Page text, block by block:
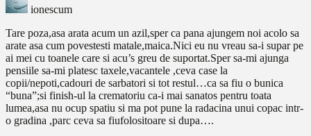
ionescum
Tare poza,asa arata acum un azil,sper ca pana ajungem noi acolo sa
arate asa cum povestesti matale,maica.Nici eu nu vreau sa-i supar pe
ai mei cu toanele care si acu’s greu de suportat.Sper sa-mi ajunga
pensiile sa-mi platesc taxele,vacantele ,ceva case la
copii/nepoti,cadouri de sarbatori si tot restul…ca sa fiu o bunica
“buna”;si finish-ul la crematoriu ca-i mai sanatos pentru toata
lumea,asa nu ocup spatiu si ma pot pune la radacina unui copac intr-
o gradina ,parc ceva sa fiufolositoare si dupa….